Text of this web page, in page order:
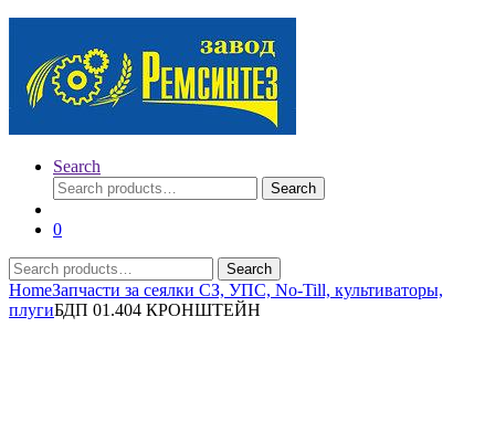
Search
Search
for:
Search
0
Search
for:
Search
HomeЗапчасти за сеялки СЗ, УПС, No-Till, культиваторы,
плугиБДП 01.404 КРОНШТЕЙН